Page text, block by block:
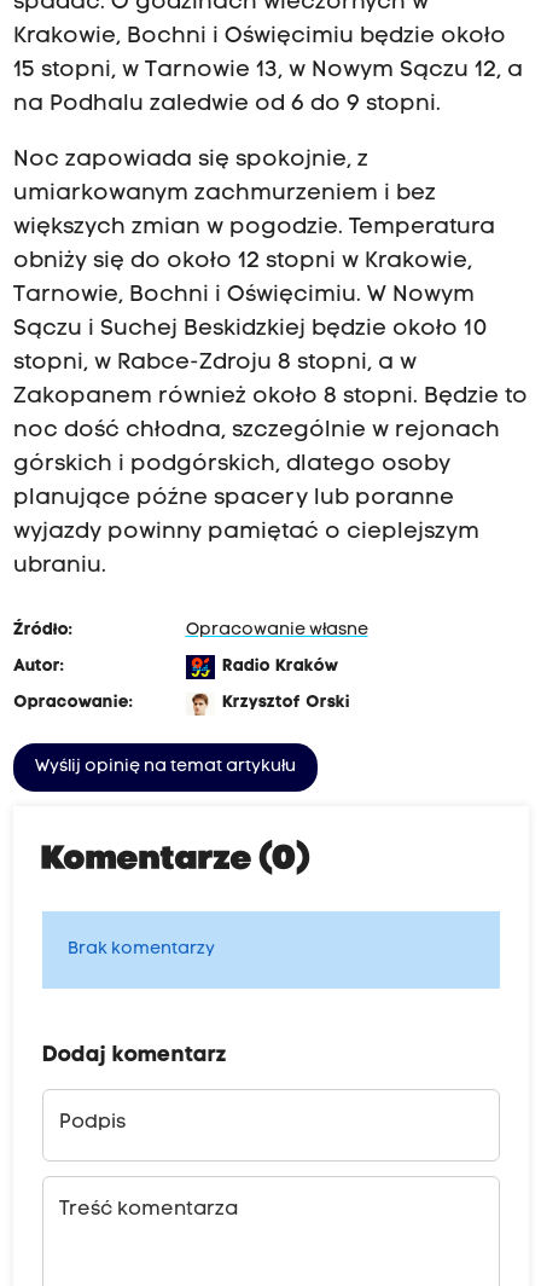
Krakowie, Bochni i Oświęcimiu będzie około
15 stopni, w Tarnowie 13, w Nowym Sączu 12, a
na Podhalu zaledwie od 6 do 9 stopni.
Noc zapowiada się spokojnie, z
umiarkowanym zachmurzeniem i bez
większych zmian w pogodzie. Temperatura
obniży się do około 12 stopni w Krakowie,
Tarnowie, Bochni i Oświęcimiu. W Nowym
Sączu i Suchej Beskidzkiej będzie około 10
stopni, w Rabce-Zdroju 8 stopni, a w
Zakopanem również około 8 stopni. Będzie to
noc dość chłodna, szczególnie w rejonach
górskich i podgórskich, dlatego osoby
planujące późne spacery lub poranne
wyjazdy powinny pamiętać o cieplejszym
ubraniu.
Źródło:
Opracowanie własne
Autor:
Radio Kraków
Opracowanie:
Krzysztof Orski
Wyślij opinię na temat artykułu
Komentarze (0)
Brak komentarzy
Dodaj komentarz
Podpis
Treść komentarza